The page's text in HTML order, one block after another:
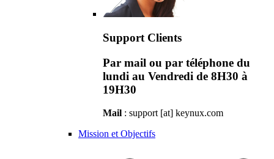
Support Clients
Par mail ou par téléphone du
lundi au Vendredi de 8H30 à
19H30
Mail : support [at] keynux.com
Mission et Objectifs